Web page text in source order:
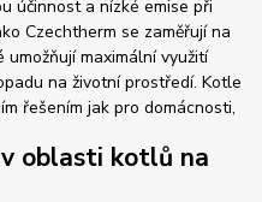
účinnost a nízké emise při
Czechtherm se zaměřují na
maximální využití
na životní prostředí. Kotle
řešením jak pro domácnosti,
oblasti kotlů na